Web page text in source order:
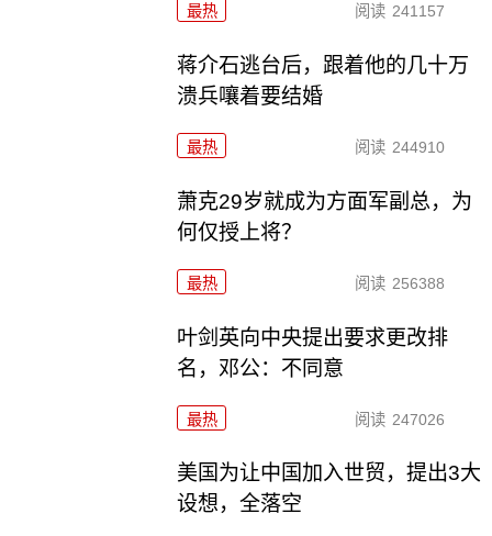
最热 阅读 241157
蒋介石逃台后，跟着他的几十万
溃兵嚷着要结婚
最热 阅读 244910
萧克29岁就成为方面军副总，为
何仅授上将？
最热 阅读 256388
叶剑英向中央提出要求更改排
名，邓公：不同意
最热 阅读 247026
美国为让中国加入世贸，提出3大
设想，全落空